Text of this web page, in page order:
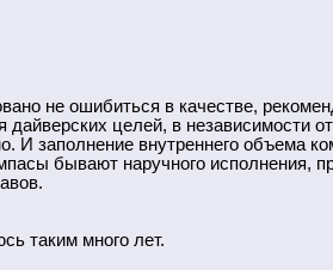
не ошибиться в качестве,
дайверских целей, в независимости
И заполнение внутреннего объема
бывают наручного исполнения,
таким много лет.